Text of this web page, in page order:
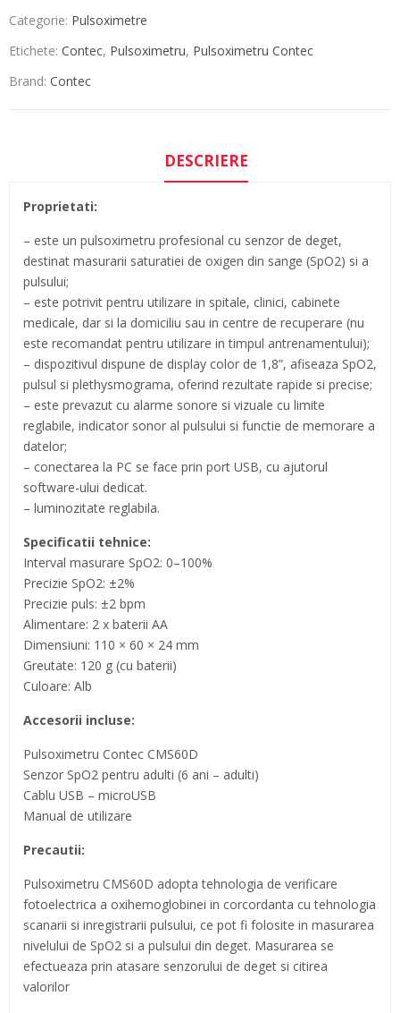
Categorie: Pulsoximetre
Etichete: Contec, Pulsoximetru, Pulsoximetru Contec
Brand: Contec
DESCRIERE
Proprietati:
– este un pulsoximetru profesional cu senzor de deget,
destinat masurarii saturatiei de oxigen din sange (SpO2) si a
pulsului;
– este potrivit pentru utilizare in spitale, clinici, cabinete
medicale, dar si la domiciliu sau in centre de recuperare (nu
este recomandat pentru utilizare in timpul antrenamentului);
– dispozitivul dispune de display color de 1,8”, afiseaza SpO2,
pulsul si plethysmograma, oferind rezultate rapide si precise;
– este prevazut cu alarme sonore si vizuale cu limite
reglabile, indicator sonor al pulsului si functie de memorare a
datelor;
– conectarea la PC se face prin port USB, cu ajutorul
software-ului dedicat.
– luminozitate reglabila.
Specificatii tehnice:
Interval masurare SpO2: 0–100%
Precizie SpO2: ±2%
Precizie puls: ±2 bpm
Alimentare: 2 x baterii AA
Dimensiuni: 110 × 60 × 24 mm
Greutate: 120 g (cu baterii)
Culoare: Alb
Accesorii incluse:
Pulsoximetru Contec CMS60D
Senzor SpO2 pentru adulti (6 ani – adulti)
Cablu USB – microUSB
Manual de utilizare
Precautii:
Pulsoximetru CMS60D adopta tehnologia de verificare
fotoelectrica a oxihemoglobinei in corcordanta cu tehnologia
scanarii si inregistrarii pulsului, ce pot fi folosite in masurarea
nivelului de SpO2 si a pulsului din deget. Masurarea se
efectueaza prin atasare senzorului de deget si citirea
valorilor